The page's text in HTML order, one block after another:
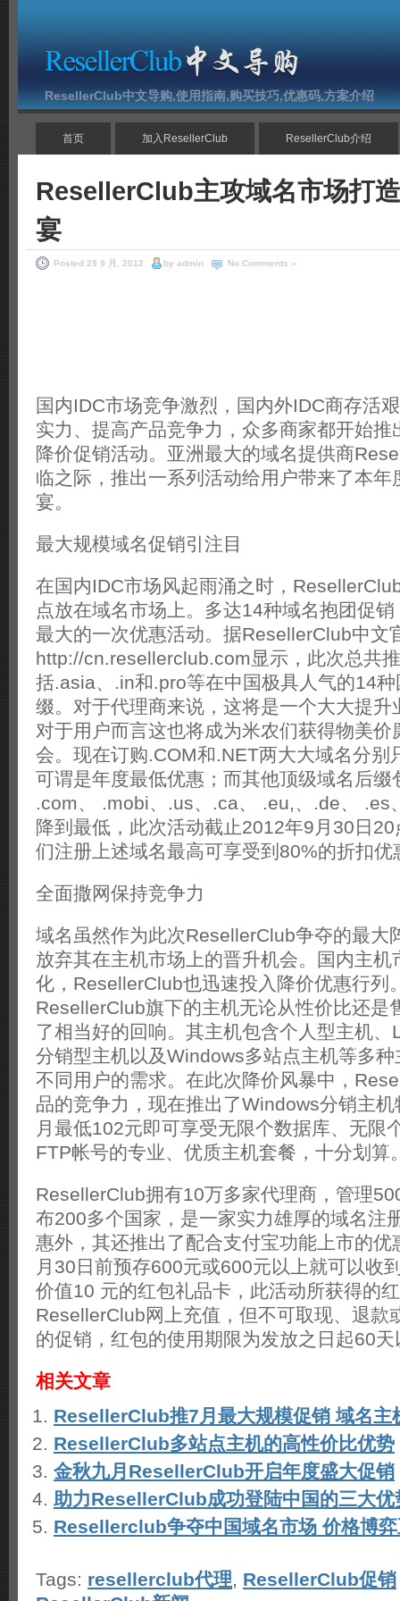
ResellerClub中文导购,使用指南,购买技巧,优惠码,方案介绍
首页 加入ResellerClub ResellerClub介绍
ResellerClub主攻域名市场打
宴
Posted 29 9 月, 2012 by admin No Comments »
国内IDC市场竞争激烈，国内外IDC商存活
实力、提高产品竞争力，众多商家都开始推
降价促销活动。亚洲最大的域名提供商
临之际，推出一系列活动给用户带来了本年
宴。
最大规模域名促销引注目
在国内IDC市场风起雨涌之时，
点放在域名市场上。多达14种域名抱团促
最大的一次优惠活动。据ResellerClub中文
http://cn.resellerclub.com显示，此次总共
括.asia、.in和.pro等在中国极具人气的14
缀。对于代理商来说，这将是一个大大提升
对于用户而言这也将成为米农们获得物美价
会。现在订购.COM和.NET两大大域名分别
可谓是年度最低优惠；而其他顶级域名后
.com、 .mobi、.us、.ca、 .eu,、.de、 .es
降到最低，此次活动截止2012年9月30日
们注册上述域名最高可享受到80%的折扣优
全面撒网保持竞争力
域名虽然作为此次ResellerClub争夺的最大
放弃其在主机市场上的晋升机会。国内主机
化，ResellerClub也迅速投入降价优惠行列
ResellerClub旗下的主机无论从性价比还是
了相当好的回响。其主机包含个人型主机
分销型主机以及Windows多站点主机等多
不同用户的需求。在此次降价风暴中，
品的竞争力，现在推出了Windows分销主
月最低102元即可享受无限个数据库、无限
FTP帐号的专业、优质主机套餐，十分划算
ResellerClub拥有10万多家代理商，管理
布200多个国家，是一家实力雄厚的域名注
惠外，其还推出了配合支付宝功能上市的优
月30日前预存600元或600元以上就可以收
价值10 元的红包礼品卡，此活动所获得的
ResellerClub网上充值，但不可取现、退款
的促销，红包的使用期限为发放之日起60天
相关文章
ResellerClub推7月最大规模促销 域名主
ResellerClub多站点主机的高性价比优势
金秋九月ResellerClub开启年度盛大促销
助力ResellerClub成功登陆中国的三大优
Resellerclub争夺中国域名市场 价格博
Tags: resellerclub代理, ResellerClub促销